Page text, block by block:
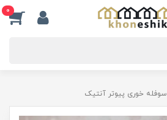
0
سوفله خوری پیوتر آنتیک